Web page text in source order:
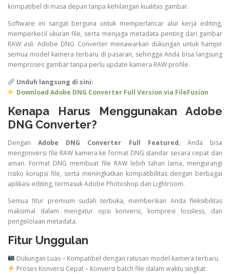
kompatibel di masa depan tanpa kehilangan kualitas gambar.
Software ini sangat berguna untuk memperlancar alur kerja editing,
memperkecil ukuran file, serta menjaga metadata penting dari gambar
RAW asli. Adobe DNG Converter menawarkan dukungan untuk hampir
semua model kamera terbaru di pasaran, sehingga Anda bisa langsung
memproses gambar tanpa perlu update kamera RAW profile.
Unduh langsung di sini:
Download Adobe DNG Converter Full Version via FileFusion
Kenapa Harus Menggunakan Adobe
DNG Converter?
DenganAdobe DNG Converter Full Featured, Anda bisa
mengonversi file RAW kamera ke format DNG standar secara cepat dan
aman. Format DNG membuat file RAW lebih tahan lama, mengurangi
risiko korupsi file, serta meningkatkan kompatibilitas dengan berbagai
aplikasi editing, termasuk Adobe Photoshop dan Lightroom.
Semua fitur premium sudah terbuka, memberikan Anda fleksibilitas
maksimal dalam mengatur opsi konversi, kompresi lossless, dan
pengelolaan metadata.
Fitur Unggulan
Dukungan Luas – Kompatibel dengan ratusan model kamera terbaru.
Proses Konversi Cepat – Konversi batch file dalam waktu singkat.